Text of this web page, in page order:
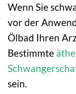
Wenn Sie
vor der
Ölbad Ihren
Bestimmte
sein.